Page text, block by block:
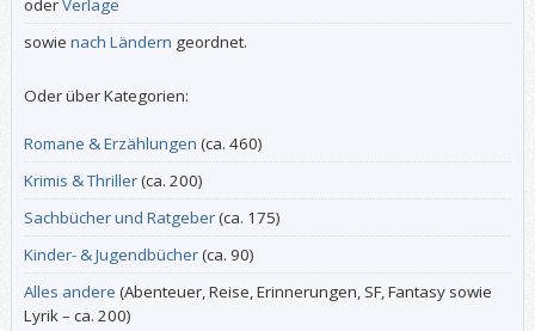
oderVerlage
sowie nach Ländern geordnet.
Oder über Kategorien:
Romane & Erzählungen (ca. 460)
Krimis & Thriller(ca. 200)
Sachbücher und Ratgeber(ca. 175)
Kinder- & Jugendbücher(ca. 90)
Alles andere (Abenteuer, Reise, Erinnerungen, SF, Fantasy sowie
Lyrik – ca. 200)